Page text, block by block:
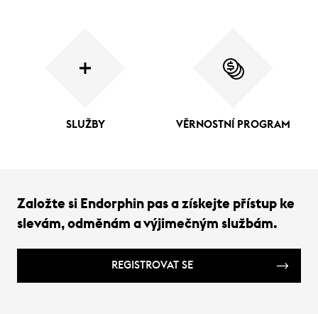
SLUŽBY VĚRNOSTNÍ PROGRAM
Založte si Endorphin pas a získejte přístup ke
slevám, odměnám a výjimečným službám.
REGISTROVAT SE